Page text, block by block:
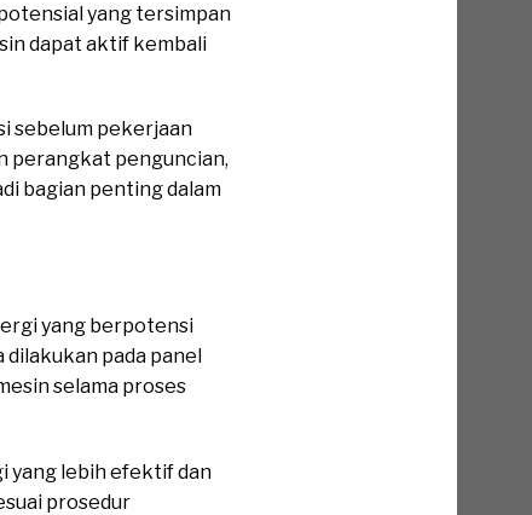
yang tersimpan
dapat aktif kembali
sebelum pekerjaan
perangkat penguncian,
bagian penting dalam
yang berpotensi
pada panel
selama proses
yang lebih efektif dan
prosedur